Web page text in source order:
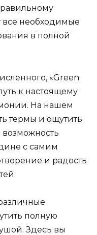
все необходимые
в полной
«Green
к настоящему
На нашем
термы и ощутить
возможность
с самим
и радость
полную
Здесь вы